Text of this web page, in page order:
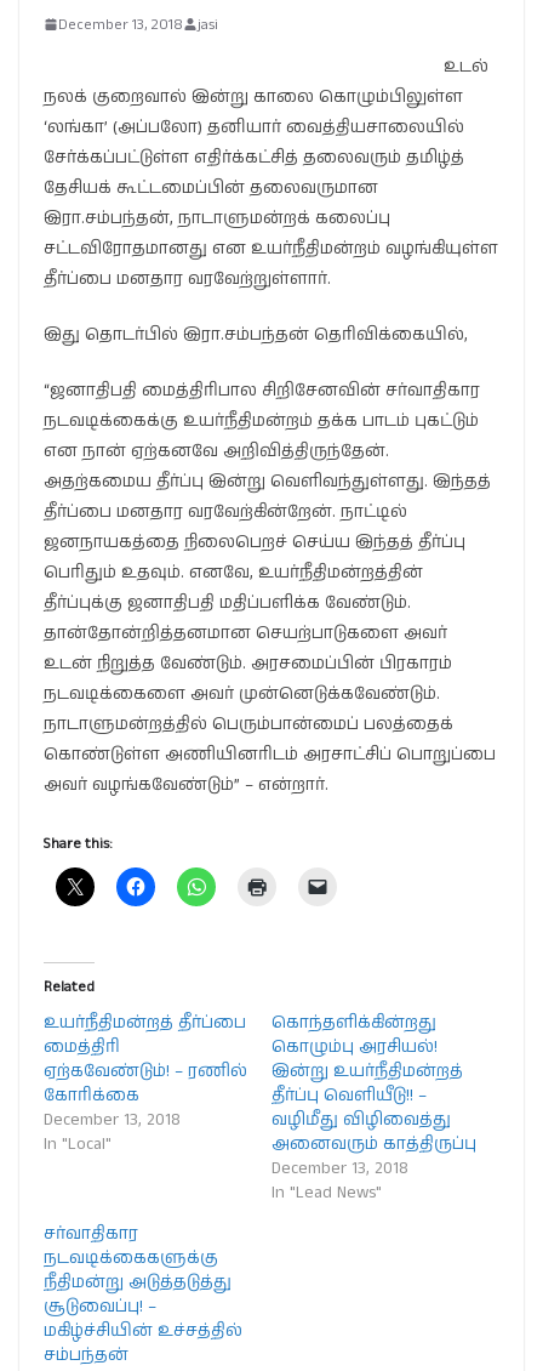
December 13, 2018 jasi
உடல்
நலக் குறைவால் இன்று காலை கொழும்பிலுள்ள
‘லங்கா’ (அப்பலோ) தனியார் வைத்தியசாலையில்
சேர்க்கப்பட்டுள்ள எதிர்க்கட்சித் தலைவரும் தமிழ்த்
தேசியக் கூட்டமைப்பின் தலைவருமான
இரா.சம்பந்தன், நாடாளுமன்றக் கலைப்பு
சட்டவிரோதமானது என உயர்நீதிமன்றம் வழங்கியுள்ள
தீர்ப்பை மனதார வரவேற்றுள்ளார்.
இது தொடர்பில் இரா.சம்பந்தன் தெரிவிக்கையில்,
“ஜனாதிபதி மைத்திரிபால சிறிசேனவின் சர்வாதிகார
நடவடிக்கைக்கு உயர்நீதிமன்றம் தக்க பாடம் புகட்டும்
என நான் ஏற்கனவே அறிவித்திருந்தேன்.
அதற்கமைய தீர்ப்பு இன்று வெளிவந்துள்ளது. இந்தத்
தீர்ப்பை மனதார வரவேற்கின்றேன். நாட்டில்
ஜனநாயகத்தை நிலைபெறச் செய்ய இந்தத் தீர்ப்பு
பெரிதும் உதவும். எனவே, உயர்நீதிமன்றத்தின்
தீர்ப்புக்கு ஜனாதிபதி மதிப்பளிக்க வேண்டும்.
தான்தோன்றித்தனமான செயற்பாடுகளை அவர்
உடன் நிறுத்த வேண்டும். அரசமைப்பின் பிரகாரம்
நடவடிக்கைளை அவர் முன்னெடுக்கவேண்டும்.
நாடாளுமன்றத்தில் பெரும்பான்மைப் பலத்தைக்
கொண்டுள்ள அணியினரிடம் அரசாட்சிப் பொறுப்பை
அவர் வழங்கவேண்டும்” – என்றார்.
Share this:
Related
உயர்நீதிமன்றத் தீர்ப்பை
மைத்திரி
ஏற்கவேண்டும்! – ரணில்
கோரிக்கை
December 13, 2018
In "Local"
கொந்தளிக்கின்றது
கொழும்பு அரசியல்!
இன்று உயர்நீதிமன்றத்
தீர்ப்பு வெளியீடு!! –
வழிமீது விழிவைத்து
அனைவரும் காத்திருப்பு
December 13, 2018
In "Lead News"
சர்வாதிகார
நடவடிக்கைகளுக்கு
நீதிமன்று அடுத்தடுத்து
சூடுவைப்பு! –
மகிழ்ச்சியின் உச்சத்தில்
சம்பந்தன்